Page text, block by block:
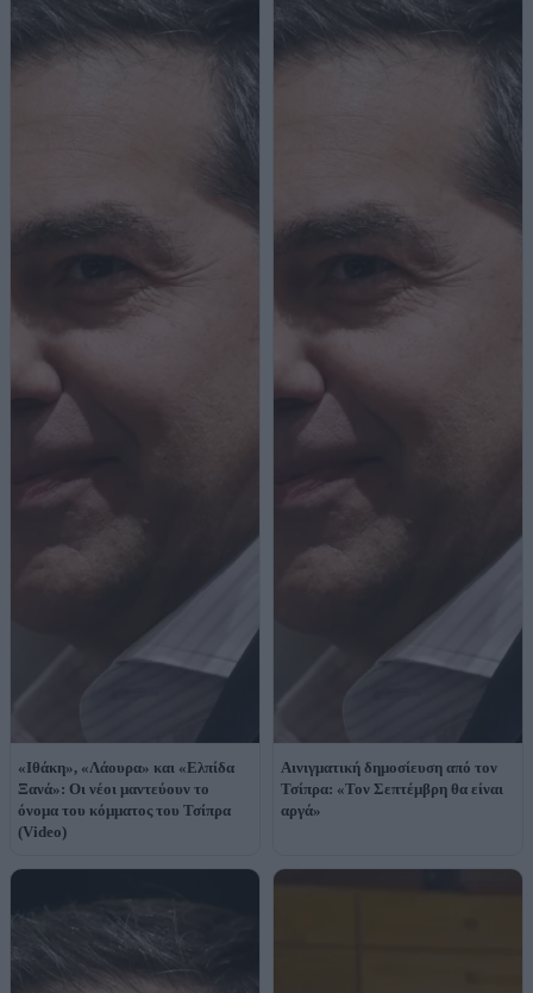
«Ιθάκη», «Λάουρα» και «Ελπίδα
Ξανά»: Οι νέοι μαντεύουν το
όνομα του κόμματος του Τσίπρα
(Video)
Αινιγματική δημοσίευση από τον
Τσίπρα: «Τον Σεπτέμβρη θα είναι
αργά»